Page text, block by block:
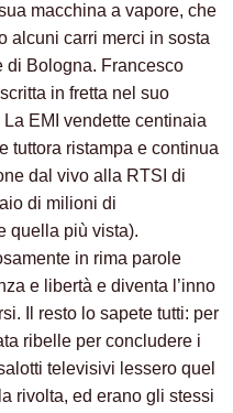
macchina a vapore, che
alcuni carri merci in sosta
di Bologna. Francesco
in fretta nel suo
EMI vendette centinaia
tuttora ristampa e continua
dal vivo alla RTSI di
di milioni di
quella più vista).
in rima parole
e libertà e diventa l’inno
Il resto lo sapete tutti: per
ribelle per concludere i
televisivi lessero quel
rivolta, ed erano gli stessi